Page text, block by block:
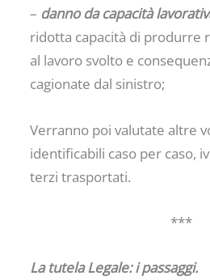
– danno da capacità
ridotta capacità di produrre
al lavoro svolto e
cagionate dal sinistro;
Verranno poi valutate altre
identificabili caso per caso,
terzi trasportati.
***
La tutela Legale: i passaggi.